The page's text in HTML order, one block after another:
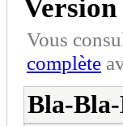
Vous
complète
Bla-